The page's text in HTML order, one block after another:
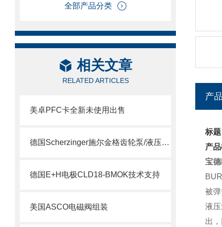
全部产品分类
相关文章
RELATED ARTICLES
美卓PFC卡全新未使用出售
德国Scherzinger施尔金格齿轮泵/液压泵供应说明
德国E+H电极CLD18-BMOK技术支持
美国ASCO电磁阀组装
产
标
产
宝
被
液
出